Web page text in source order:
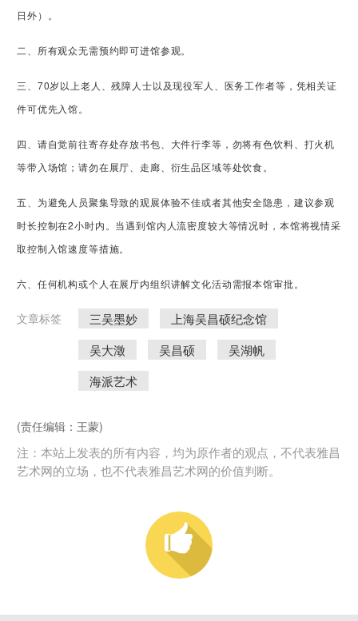
日外）。
二、所有观众无需预约即可进馆参观。
三、70岁以上老人、残障人士以及现役军人、医务工作者等，凭相关证
件可优先入馆。
四、请自觉前往寄存处存放书包、大件行李等，勿将有色饮料、打火机
等带入场馆；请勿在展厅、走廊、衍生品区域等处饮食。
五、为避免人员聚集导致的观展体验不佳或者其他安全隐患，建议参观
时长控制在2小时内。当遇到馆内人流密度较大等情况时，本馆将视情采
取控制入馆速度等措施。
六、任何机构或个人在展厅内组织讲解文化活动需报本馆审批。
文章标签 三吴墨妙
上海吴昌硕纪念馆
吴大澂
吴昌硕
吴湖帆
海派艺术
(责任编辑：王蒙)
注：本站上发表的所有内容，均为原作者的观点，不代表雅昌
艺术网的立场，也不代表雅昌艺术网的价值判断。